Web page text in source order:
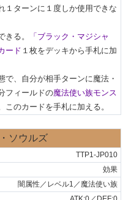
ターンに１度しか使用できな
る。
「ブラック・マジシャ
ード １枚をデッキから手札に加
、自分が相手ターンに魔法・
フィールドの魔法使い族モンス
このカードを手札に加える。
ソウルズ
TTP1-JP010
効果
闇属性／レベル1／魔法使い族